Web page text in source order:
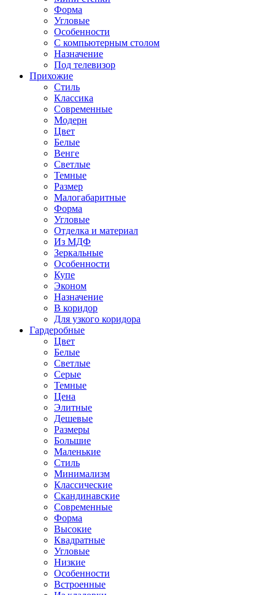
Форма
Угловые
Особенности
С компьютерным столом
Назначение
Под телевизор
Прихожие
Стиль
Классика
Современные
Модерн
Цвет
Белые
Венге
Светлые
Темные
Размер
Малогабаритные
Форма
Угловые
Отделка и материал
Из МДФ
Зеркальные
Особенности
Купе
Эконом
Назначение
В коридор
Для узкого коридора
Гардеробные
Цвет
Белые
Светлые
Серые
Темные
Цена
Элитные
Дешевые
Размеры
Большие
Маленькие
Стиль
Минимализм
Классические
Скандинавские
Современные
Форма
Высокие
Квадратные
Угловые
Низкие
Особенности
Встроенные